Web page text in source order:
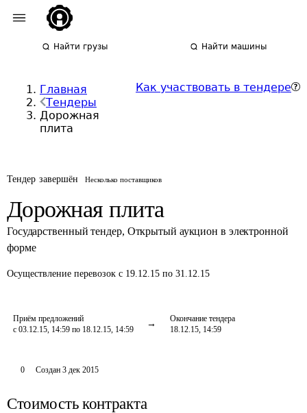
Найти грузы Найти машины
Главная
Тендеры
Дорожная
плита
Как участвовать в тендере
Тендер завершён Несколько поставщиков
Дорожная плита
Государственный тендер, Открытый аукцион в электронной
форме
Осуществление перевозок с 19.12.15 по 31.12.15
Приём предложений
с 03.12.15, 14:59 по 18.12.15, 14:59
Окончание тендера
18.12.15, 14:59
0 Создан 3 дек 2015
Стоимость контракта